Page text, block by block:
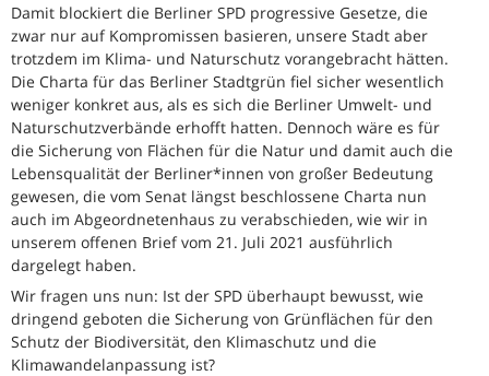
Damit blockiert die Berliner SPD progressive Gesetze, die
zwar nur auf Kompromissen basieren, unsere Stadt aber
trotzdem im Klima- und Naturschutz vorangebracht hätten.
Die Charta für das Berliner Stadtgrün fiel sicher wesentlich
weniger konkret aus, als es sich die Berliner Umwelt- und
Naturschutzverbände erhofft hatten. Dennoch wäre es für
die Sicherung von Flächen für die Natur und damit auch die
Lebensqualität der Berliner*innen von großer Bedeutung
gewesen, die vom Senat längst beschlossene Charta nun
auch im Abgeordnetenhaus zu verabschieden, wie wir in
unserem offenen Brief vom 21. Juli 2021 ausführlich
dargelegt haben.
Wir fragen uns nun: Ist der SPD überhaupt bewusst, wie
dringend geboten die Sicherung von Grünflächen für den
Schutz der Biodiversität, den Klimaschutz und die
Klimawandelanpassung ist?